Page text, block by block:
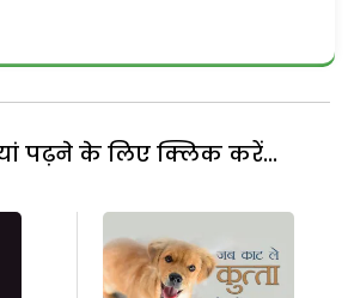
पढ़ने के लिए क्लिक करें...